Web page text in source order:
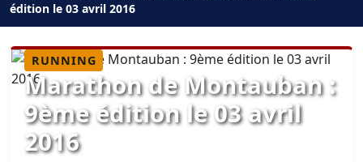
édition le 03 avril 2016
RUNNING
Marathon de Montauban :
9ème édition le 03 avril
2016